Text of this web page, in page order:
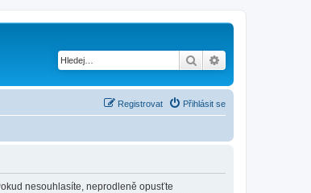
Hledat
Přihlásit se
Registrovat
nesouhlasíte, neprodleně opusťte